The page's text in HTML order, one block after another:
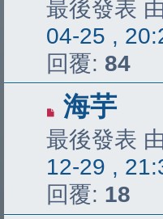
最後發表 由
04-25 ,
回覆: 84
海芋
最後發表 由
12-29 ,
回覆: 18